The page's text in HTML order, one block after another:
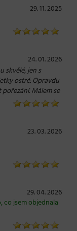
29. 11. 2025
24. 01. 2026
skvělé, jen s
ostré. Opravdu
Málem se
23. 03. 2026
29. 04. 2026
co jsem objednala